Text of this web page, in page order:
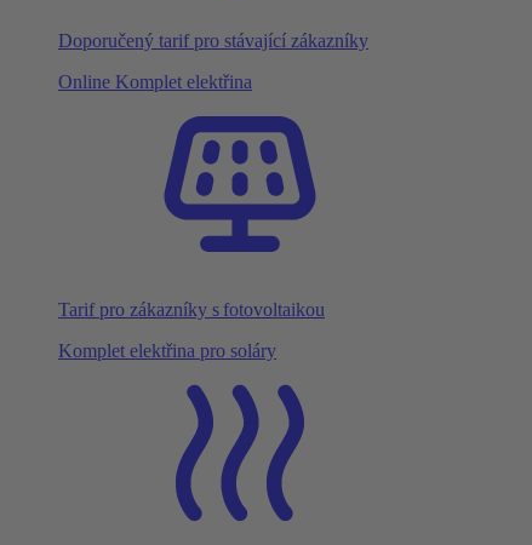
Doporučený tarif pro stávající zákazníky
Online Komplet elektřina
Tarif pro zákazníky s fotovoltaikou
Komplet elektřina pro soláry